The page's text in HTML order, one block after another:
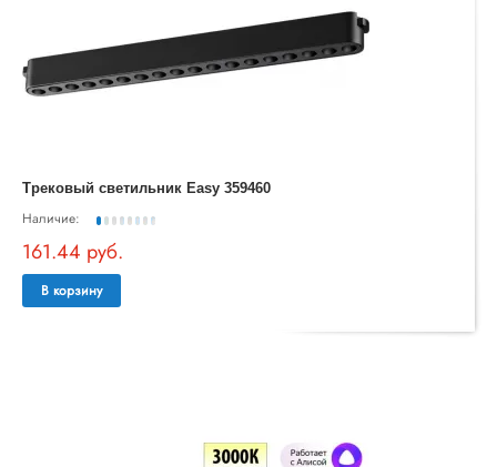
Трековый светильник Easy 359460
Наличие:
161.44 руб.
В корзину